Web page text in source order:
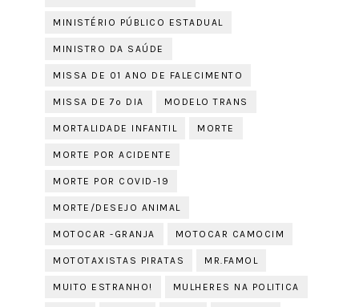
MINISTÉRIO PÚBLICO ESTADUAL
MINISTRO DA SAÚDE
MISSA DE 01 ANO DE FALECIMENTO
MISSA DE 7º DIA MODELO TRANS
MORTALIDADE INFANTIL MORTE
MORTE POR ACIDENTE
MORTE POR COVID-19
MORTE/DESEJO ANIMAL
MOTOCAR -GRANJA MOTOCAR CAMOCIM
MOTOTAXISTAS PIRATAS MR.FAMOL
MUITO ESTRANHO! MULHERES NA POLITICA